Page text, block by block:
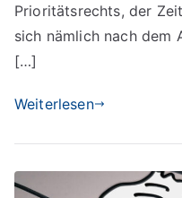
Prioritätsrechts, der
sich nämlich nach dem
[…]
Weiterlesen